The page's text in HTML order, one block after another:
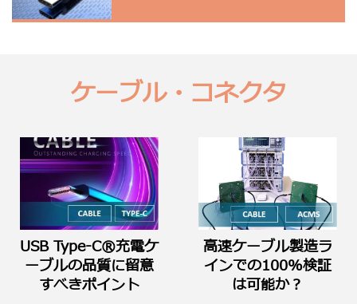
ケーブル・コネクタ
USB Type-C®充電ケ
ーブルの品質に留意
すべきポイント
高速ケーブル製造ラ
インでの100%検証
は可能か？